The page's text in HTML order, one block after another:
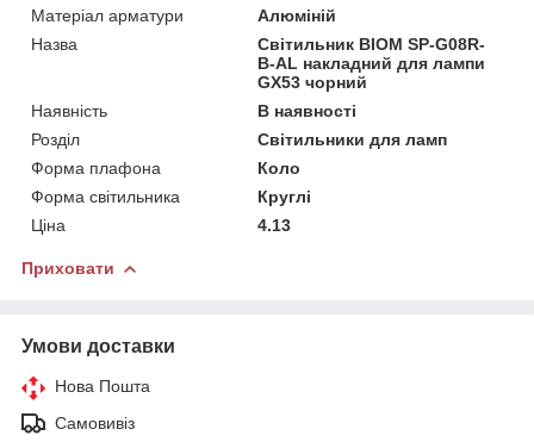
Матеріал арматури
Алюміній
Назва
Світильник BIOM SP-G08R-
B-AL накладний для лампи
GX53 чорний
Наявність
В наявності
Розділ
Світильники для ламп
Форма плафона
Коло
Форма світильника
Круглі
Ціна
4.13
Приховати
Умови доставки
Нова Пошта
Самовивіз